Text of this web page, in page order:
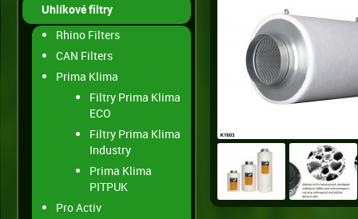
Uhlíkové filtry
Rhino Filters
CAN Filters
Prima Klima
Filtry Prima Klima
ECO
Filtry Prima Klima
Industry
Prima Klima
PITPUK
Pro Activ